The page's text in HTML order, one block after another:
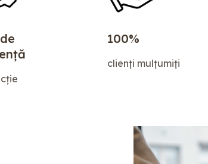
100%
clienți mulțumiți